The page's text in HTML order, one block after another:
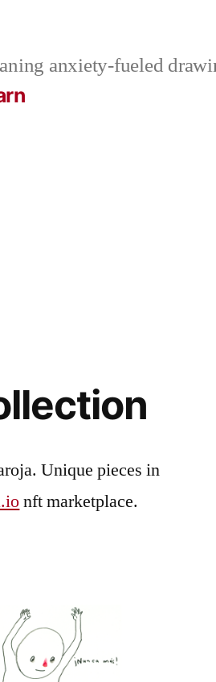
anxiety-fueled
Unique pieces in
nft marketplace.